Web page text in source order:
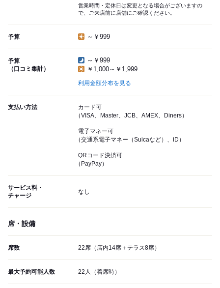
営業時間・定休日は変更となる場合がございますの
で、ご来店前に店舗にご確認ください。
予算 ～￥999
予算
（口コミ集計）
～￥999
￥1,000～￥1,999
利用金額分布を見る
支払い方法
カード可
（VISA、Master、JCB、AMEX、Diners）
電子マネー可
（交通系電子マネー（Suicaなど）、iD）
QRコード決済可
（PayPay）
サービス料・
チャージ
なし
席・設備
席数 22席（店内14席＋テラス8席）
最大予約可能人数 22人（着席時）